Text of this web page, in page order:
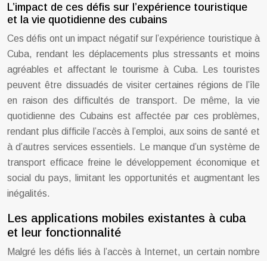
L’impact de ces défis sur l’expérience touristique
et la vie quotidienne des cubains
Ces défis ont un impact négatif sur l’expérience touristique à
Cuba, rendant les déplacements plus stressants et moins
agréables et affectant le tourisme à Cuba. Les touristes
peuvent être dissuadés de visiter certaines régions de l’île
en raison des difficultés de transport. De même, la vie
quotidienne des Cubains est affectée par ces problèmes,
rendant plus difficile l’accès à l’emploi, aux soins de santé et
à d’autres services essentiels. Le manque d’un système de
transport efficace freine le développement économique et
social du pays, limitant les opportunités et augmentant les
inégalités.
Les applications mobiles existantes à cuba
et leur fonctionnalité
Malgré les défis liés à l’accès à Internet, un certain nombre